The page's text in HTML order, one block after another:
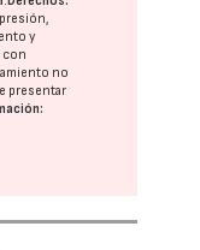
y
con
no
presentar